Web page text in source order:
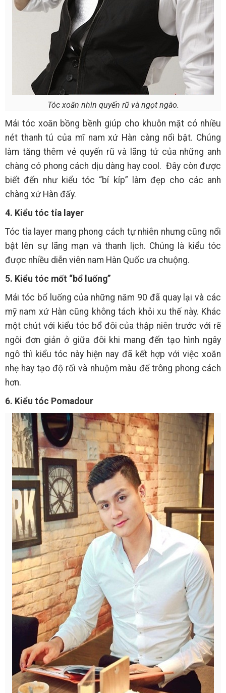
Tóc xoăn nhìn quyến rũ và ngọt ngào.
Mái tóc xoăn bồng bềnh giúp cho khuôn mặt có nhiều
nét thanh tú của mĩ nam xứ Hàn càng nổi bật. Chúng
làm tăng thêm vẻ quyến rũ và lãng tử của những anh
chàng có phong cách dịu dàng hay cool. Đây còn được
biết đến như kiểu tóc “bí kíp” làm đẹp cho các anh
chàng xứ Hàn đấy.
4. Kiểu tóc tỉa layer
Tóc tỉa layer mang phong cách tự nhiên nhưng cũng nổi
bật lên sự lãng mạn và thanh lịch. Chúng là kiểu tóc
được nhiều diễn viên nam Hàn Quốc ưa chuộng.
5. Kiểu tóc mốt “bổ luống”
Mái tóc bổ luống của những năm 90 đã quay lại và các
mỹ nam xứ Hàn cũng không tách khỏi xu thế này. Khác
một chút với kiểu tóc bổ đôi của thập niên trước với rẽ
ngôi đơn giản ở giữa đôi khi mang đến tạo hình ngây
ngô thì kiểu tóc này hiện nay đã kết hợp với việc xoăn
nhẹ hay tạo độ rối và nhuộm màu để trông phong cách
hơn.
6. Kiểu tóc Pomadour